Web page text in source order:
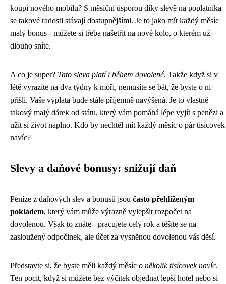
koupi nového mobilu? S měsíční úsporou díky slevě na poplatníka
se takové radosti stávají dostupnějšími. Je to jako mít každý měsíc
malý bonus - můžete si třeba našetřit na nové kolo, o kterém už
dlouho sníte.
A co je super? Tato sleva platí i během dovolené. Takže když si v
létě vyrazíte na dva týdny k moři, nemusíte se bát, že byste o ni
přišli. Vaše výplata bude stále příjemně navýšená. Je to vlastně
takový malý dárek od státu, který vám pomáhá lépe vyjít s penězi a
užít si život naplno. Kdo by nechtěl mít každý měsíc o pár tisícovek
navíc?
Slevy a daňové bonusy: snižují daň
Peníze z daňových slev a bonusů jsou často přehlíženým
pokladem, který vám může výrazně vylepšit rozpočet na
dovolenou. Však to znáte - pracujete celý rok a těšíte se na
zasloužený odpočinek, ale účet za vysněnou dovolenou vás děsí.
Představte si, že byste měli každý měsíc o několik tisícovek navíc.
Ten pocit, když si můžete bez výčitek objednat lepší hotel nebo si